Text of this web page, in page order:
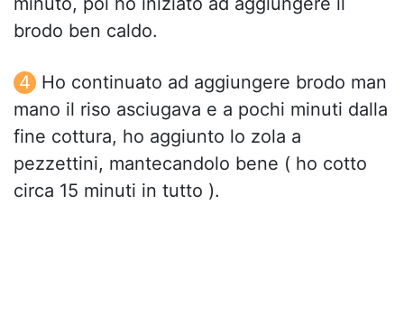
brodo ben caldo.
Ho continuato ad aggiungere brodo man
mano il riso asciugava e a pochi minuti dalla
fine cottura, ho aggiunto lo zola a
pezzettini, mantecandolo bene ( ho cotto
circa 15 minuti in tutto ).